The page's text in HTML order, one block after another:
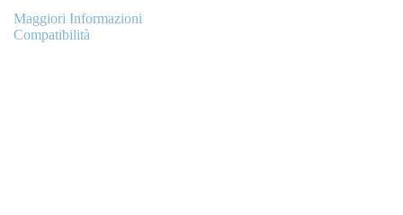
Maggiori Informazioni
Compatibilità